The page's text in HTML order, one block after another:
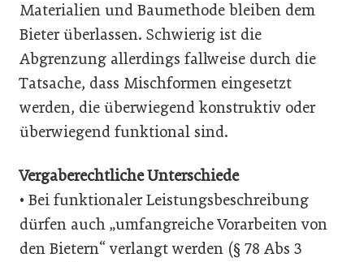
Materialien und Baumethode bleiben dem
Bieter überlassen. Schwierig ist die
Abgrenzung allerdings fallweise durch die
Tatsache, dass Mischformen eingesetzt
werden, die überwiegend konstruktiv oder
überwiegend funktional sind.
Vergaberechtliche Unterschiede
• Bei funktionaler Leistungsbeschreibung
dürfen auch „umfangreiche Vorarbeiten von
den Bietern“ verlangt werden (§ 78 Abs 3